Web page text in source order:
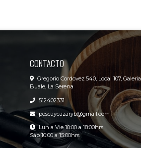
CONTACTO
Gregorio Cordovez 540, Local 107, Galeria
Buale, La Serena
512402331
pescaycazaryb@gmail.com
Lun a Vie 10:00 a 18:00hrs
Sáb 10:00 a 15:00hrs